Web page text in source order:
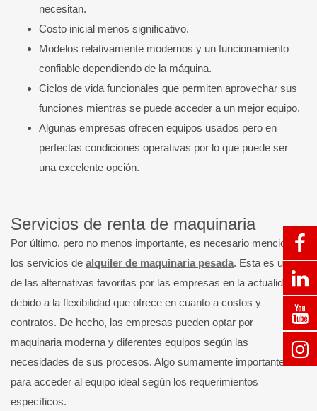
necesitan.
Costo inicial menos significativo.
Modelos relativamente modernos y un funcionamiento
confiable dependiendo de la máquina.
Ciclos de vida funcionales que permiten aprovechar sus
funciones mientras se puede acceder a un mejor equipo.
Algunas empresas ofrecen equipos usados pero en
perfectas condiciones operativas por lo que puede ser
una excelente opción.
Servicios de renta de maquinaria
Por último, pero no menos importante, es necesario mencionar
los servicios de alquiler de maquinaria pesada. Esta es una
de las alternativas favoritas por las empresas en la actualidad
debido a la flexibilidad que ofrece en cuanto a costos y
contratos. De hecho, las empresas pueden optar por
maquinaria moderna y diferentes equipos según las
necesidades de sus procesos. Algo sumamente importante
para acceder al equipo ideal según los requerimientos
específicos.